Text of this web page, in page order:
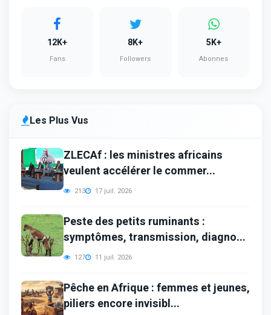
12K+
Fans
8K+
Followers
5K+
Abonnes
Les Plus Vus
ZLECAf : les ministres africains
veulent accélérer le commer...
213 17 juil. 2026
Peste des petits ruminants :
symptômes, transmission, diagno...
127 11 juil. 2026
Pêche en Afrique : femmes et jeunes,
piliers encore invisibl...